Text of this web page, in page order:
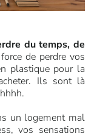
du temps, de
de perdre vos
plastique pour la
Ils sont là
un logement mal
vos sensations